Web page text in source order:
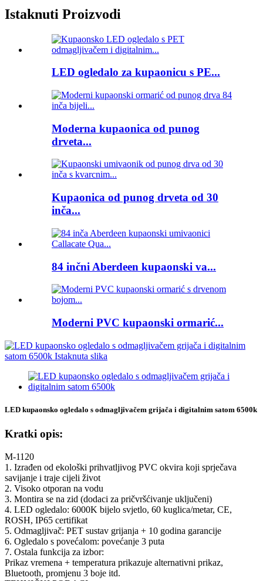
Istaknuti Proizvodi
LED ogledalo za kupaonicu s PE...
Moderna kupaonica od punog
drveta...
Kupaonica od punog drveta od 30
inča...
84 inčni Aberdeen kupaonski va...
Moderni PVC kupaonski ormarić...
LED kupaonsko ogledalo s odmagljivačem grijača i digitalnim satom 6500k
Kratki opis:
M-1120
1. Izrađen od ekološki prihvatljivog PVC okvira koji sprječava
savijanje i traje cijeli život
2. Visoko otporan na vodu
3. Montira se na zid (dodaci za pričvršćivanje uključeni)
4. LED ogledalo: 6000K bijelo svjetlo, 60 kuglica/metar, CE,
ROSH, IP65 certifikat
5. Odmagljivač: PET sustav grijanja + 10 godina garancije
6. Ogledalo s povećalom: povećanje 3 puta
7. Ostala funkcija za izbor:
Prikaz vremena + temperatura prikazuje alternativni prikaz,
Bluetooth, promjenu 3 boje itd.